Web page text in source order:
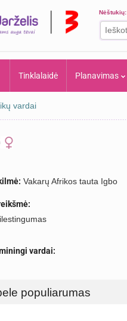
Nėštukių:
Tinklalaidė Planavimas
vardai
Vakarų Afrikos tauta Igbo
vardai:
populiarumas